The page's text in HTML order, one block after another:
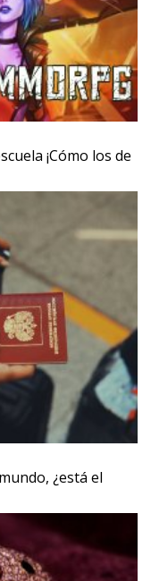
¡Cómo los de
¿está el